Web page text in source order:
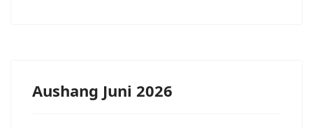
Aushang Juni 2026